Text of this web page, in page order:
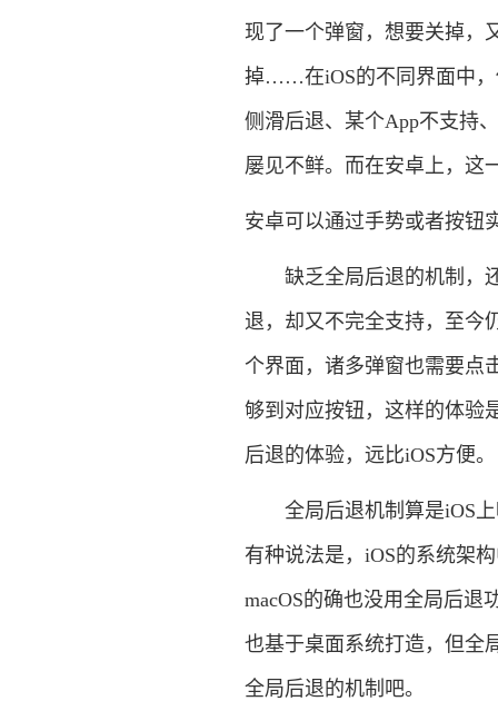
现了一个弹窗，想要关掉，
掉……在iOS的不同界面中，
侧滑后退、某个App不支持
屡见不鲜。而在安卓上，这
安卓可以通过手势或者按钮
缺乏全局后退的机制，还
退，却又不完全支持，至今
个界面，诸多弹窗也需要点
够到对应按钮，这样的体验
后退的体验，远比iOS方便。
全局后退机制算是iOS上
有种说法是，iOS的系统架
macOS的确也没用全局后退
也基于桌面系统打造，但全
全局后退的机制吧。